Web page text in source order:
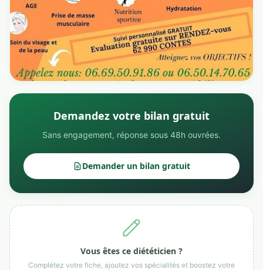
Demandez votre bilan gratuit
Sans engagement, réponse sous 48h ouvrées.
Demander un bilan gratuit
Vous êtes ce diététicien ?
Complétez votre fiche, ajoutez vos spécialités et boostez votre